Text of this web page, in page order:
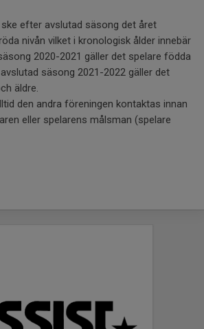
efter avslutad säsong det året
nivån vilket i kronologisk ålder innebär
2020-2021 gäller det spelare födda
säsong 2021-2022 gäller det
äldre.
den andra föreningen kontaktas innan
eller spelarens målsman (spelare